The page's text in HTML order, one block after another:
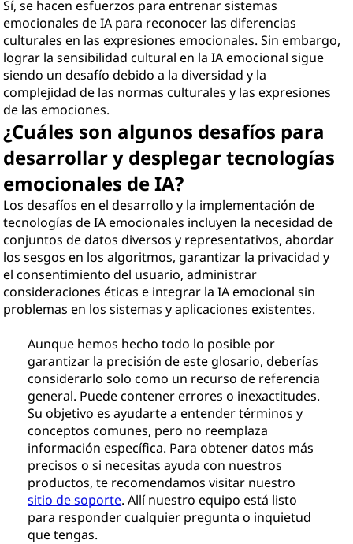
Sí, se hacen esfuerzos para entrenar sistemas
emocionales de IA para reconocer las diferencias
culturales en las expresiones emocionales. Sin embargo,
lograr la sensibilidad cultural en la IA emocional sigue
siendo un desafío debido a la diversidad y la
complejidad de las normas culturales y las expresiones
de las emociones.
¿Cuáles son algunos desafíos para
desarrollar y desplegar tecnologías
emocionales de IA?
Los desafíos en el desarrollo y la implementación de
tecnologías de IA emocionales incluyen la necesidad de
conjuntos de datos diversos y representativos, abordar
los sesgos en los algoritmos, garantizar la privacidad y
el consentimiento del usuario, administrar
consideraciones éticas e integrar la IA emocional sin
problemas en los sistemas y aplicaciones existentes.
Aunque hemos hecho todo lo posible por
garantizar la precisión de este glosario, deberías
considerarlo solo como un recurso de referencia
general. Puede contener errores o inexactitudes.
Su objetivo es ayudarte a entender términos y
conceptos comunes, pero no reemplaza
información específica. Para obtener datos más
precisos o si necesitas ayuda con nuestros
productos, te recomendamos visitar nuestro
sitio de soporte. Allí nuestro equipo está listo
para responder cualquier pregunta o inquietud
que tengas.